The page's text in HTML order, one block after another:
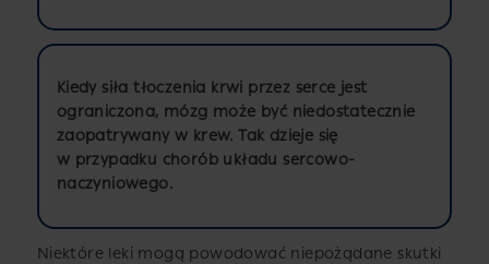
Kiedy siła tłoczenia krwi przez serce jest
ograniczona, mózg może być niedostatecznie
zaopatrywany w krew. Tak dzieje się
w przypadku chorób układu sercowo-
naczyniowego.
Niektóre leki mogą powodować niepożądane skutki